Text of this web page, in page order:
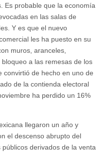
Es probable que la economía
en las salas de
Y es que el nuevo
les ha puesto en su
muros, aranceles,
a las remesas de los
convirtió de hecho en uno de
de la contienda electoral
ha perdido un 16%
llegaron un año y
el descenso abrupto del
derivados de la venta